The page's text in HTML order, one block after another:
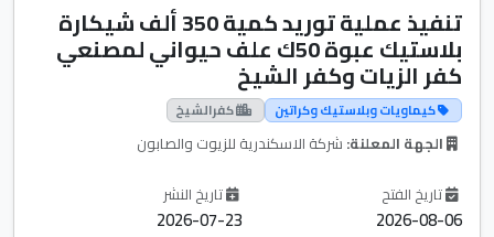
تنفيذ عملية توريد كمية 350 ألف شيكارة
بلاستيك عبوة 50ك علف حيواني لمصنعي
كفر الزيات وكفر الشيخ
كيماويات وبلاستيك وكراتين كفرالشيخ
الجهة المعلنة: شركة الاسكندرية للزيوت والصابون
تاريخ الفتح
2026-08-06
تاريخ النشر
2026-07-23